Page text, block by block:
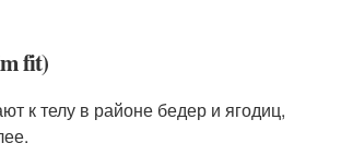
fit)
к телу в районе бедер и ягодиц,